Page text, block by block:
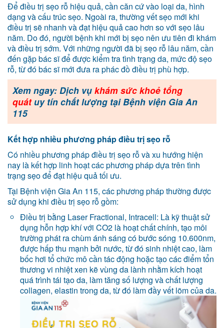
Để điều trị sẹo rỗ hiệu quả, cần căn cứ vào loại da, hình
dạng và cấu trúc sẹo. Ngoài ra, thường vết sẹo mới khi
điều trị sẽ nhanh và đạt hiệu quả cao hơn so với sẹo lâu
năm. Do đó, người bệnh khi mới bị sẹo nên ưu tiên đi khám
và điều trị sớm. Với những người đã bị sẹo rỗ lâu năm, cần
đến gặp bác sĩ để được kiểm tra tình trạng da, mức độ sẹo
rỗ, từ đó bác sĩ mới đưa ra phác đồ điều trị phù hợp.
Xem ngay: Dịch vụ khám sức khoẻ tổng
quátuy tín chất lượng tại Bệnh viện Gia An
115
Kết hợp nhiều phương pháp điều trị sẹo rỗ
Có nhiều phương pháp điều trị sẹo rỗ và xu hướng hiện
nay là kết hợp linh hoạt các phương pháp dựa trên tình
trạng sẹo để đạt hiệu quả tối ưu.
Tại Bệnh viện Gia An 115, các phương pháp thường được
sử dụng khi điều trị sẹo rỗ gồm:
Điều trị bằng Laser Fractional, Intracell: Là kỹ thuật sử
dụng hỗn hợp khí với CO2 là hoạt chất chính, tạo môi
trường phát ra chùm ánh sáng có bước sóng 10.600nm,
được hấp thu mạnh bởi nước, từ đó sinh nhiệt cao, làm
bốc hơi tổ chức mô cần tác động hoặc tạo các điểm tổn
thương vi nhiệt xen kẽ vùng da lành nhằm kích hoạt
quá trình tái tạo da, làm tăng số lượng và chất lượng
collagen, elastin trong da, từ đó làm đầy vết lõm của da.